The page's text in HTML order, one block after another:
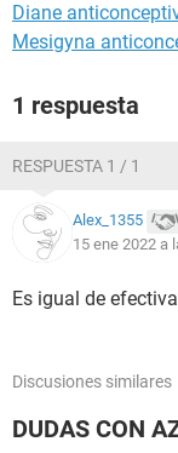
Diane
Mesigyna
1 respuesta
RESPUESTA 1 / 1
Alex_1355
15 ene 2022 a
Es igual de efectiva
Discusiones similares
DUDAS CON